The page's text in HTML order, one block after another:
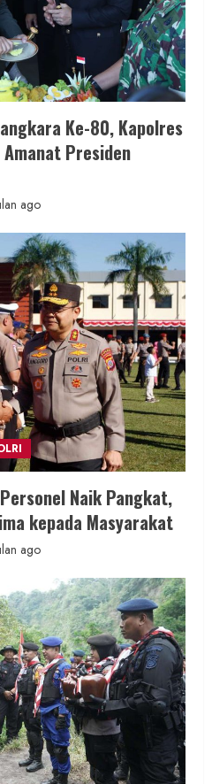
Ke-80, Kapolres
Presiden
ago
Naik Pangkat,
kepada Masyarakat
ago